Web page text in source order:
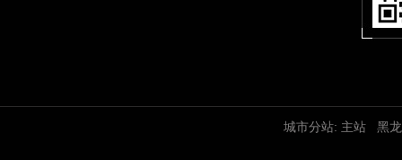
城市分站: 主站 黑